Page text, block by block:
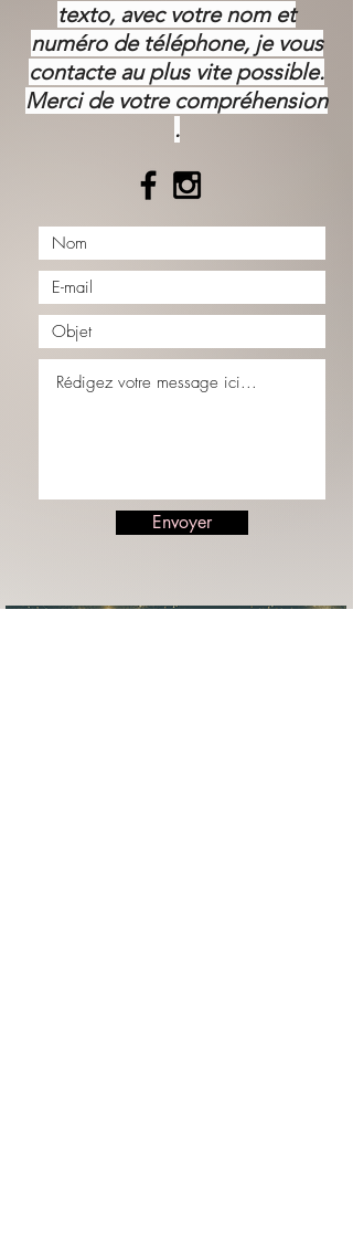
texto, avec votre nom et
numéro de téléphone, je vous
contacte au plus vite possible.
Merci de votre compréhension
.
Envoyer